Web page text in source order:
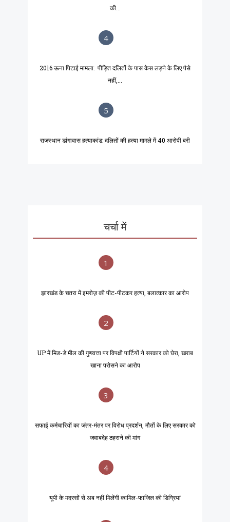
की...
4
2016 ऊना पिटाई मामला: पीड़ित दलितों के पास केस लड़ने के लिए पैसे
नहीं,...
5
राजस्थान डांगावास हत्याकांड: दलितों की हत्या मामले में 40 आरोपी बरी
चर्चा में
1
झारखंड के चतरा में इमरोज़ की पीट-पीटकर हत्या, बलात्कार का आरोप
2
UP में मिड-डे मील की गुणवत्ता पर विपक्षी पार्टियों ने सरकार को घेरा, खराब
खाना परोसने का आरोप
3
सफाई कर्मचारियों का जंतर-मंतर पर विरोध प्रदर्शन, मौतों के लिए सरकार को
जवाबदेह ठहराने की मांग
4
यूपी के मदरसों से अब नहीं मिलेंगी कामिल-फाजिल की डिग्रियां